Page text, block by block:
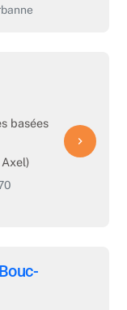
basées
navigate_next